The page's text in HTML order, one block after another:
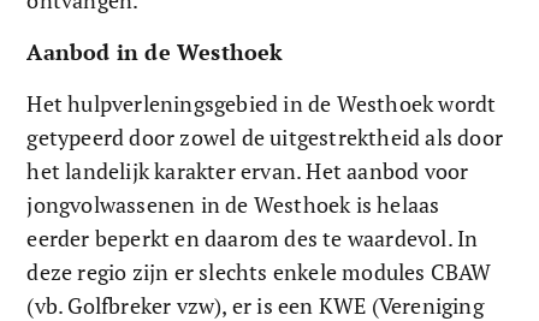
Aanbod in de Westhoek
Het hulpverleningsgebied in de Westhoek wordt
getypeerd door zowel de uitgestrektheid als door
het landelijk karakter ervan. Het aanbod voor
jongvolwassenen in de Westhoek is helaas
eerder beperkt en daarom des te waardevol. In
deze regio zijn er slechts enkele modules CBAW
(vb. Golfbreker vzw), er is een KWE (Vereniging